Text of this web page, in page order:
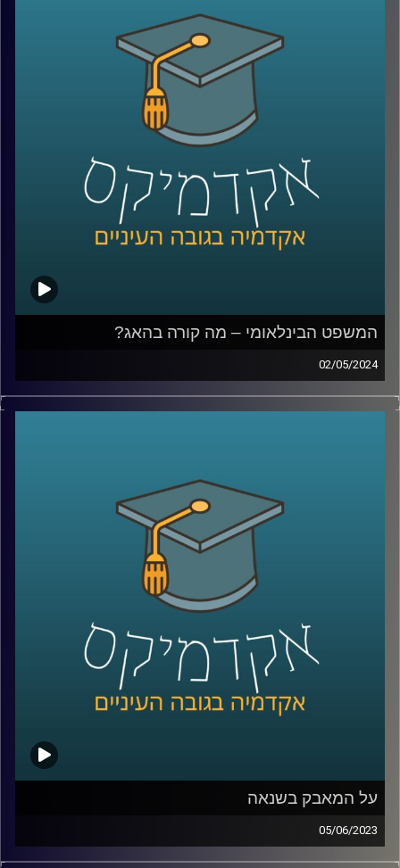
בעולם.למרות אנחנו נמצאים באמצע המדבר המזרח תיכוני,
כשסביבנו לא מעט אויבים שרוצים בהיעלמותנו. ולמרות זאת,
צמחה לה מדינה מערבית לתפארת, אז איך זה קרה? ואיזה
מושגים כלכליים כדאי לכל אחד מאיתנו לדעת
אז איתנו כאן בפרק של היום ד״ר יעל הדס ראשת התכניות
לכלכלה בבית הספר הבינלאומי באוניברסיטת רייכמן.
קרדיט תמונות:AudioVersity
המשפט הבינלאומי – מה קורה בהאג?
02/05/2024
במשך שנים ישראל טענה כי לבית הדין הבינלאומי אין סמכות
לדון בסכסוך הישראלי־פלסטיני, אך כפי שאנחנו יודעים
לישראל ואילו הזדמנויות יש לנו בעת הזו?
כדי לשפוך אור על המצב בהאג הצטרפה אלינו ד"ר דנה וולף,
ראשת חטיבת משפט וביטחון בבית הספר לאודר לממשל,
דיפלומטיה ואסטרטגיה.
AudioVersity
על המאבק בשנאה
05/06/2023
בשנים האחרונות, בעקבות עלייתן של הרשתות החברתיות